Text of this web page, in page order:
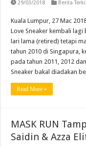
29/03/2018 Berita
Kuala Lumpur, 27 Mac
Love Sneaker kembali
lari lama (retired) tetapi
tahun 2010 di Singapura,
pada tahun 2011, 2012
Sneaker bakal diadakan
Read More »
MASK RUN
Saidin & Azza